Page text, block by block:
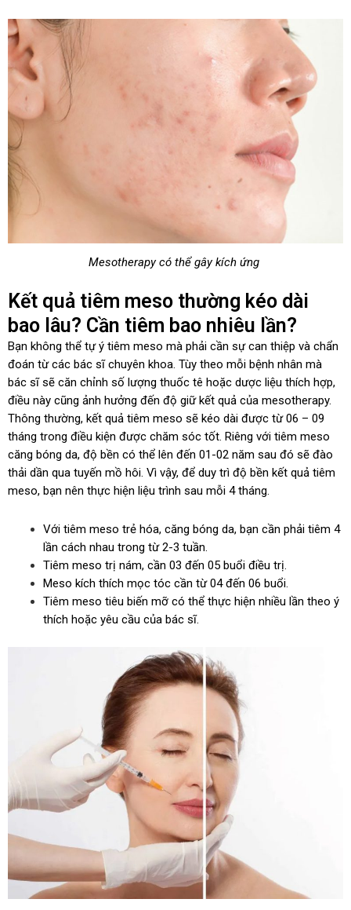
Mesotherapy có thể gây kích ứng
Kết quả tiêm meso thường kéo dài
bao lâu? Cần tiêm bao nhiêu lần?
Bạn không thể tự ý tiêm meso mà phải cần sự can thiệp và chẩn
đoán từ các bác sĩ chuyên khoa. Tùy theo mỗi bệnh nhân mà
bác sĩ sẽ căn chỉnh số lượng thuốc tê hoặc dược liệu thích hợp,
điều này cũng ảnh hưởng đến độ giữ kết quả của mesotherapy.
Thông thường, kết quả tiêm meso sẽ kéo dài được từ 06 – 09
tháng trong điều kiện được chăm sóc tốt. Riêng với tiêm meso
căng bóng da, độ bền có thể lên đến 01-02 năm sau đó sẽ đào
thải dần qua tuyến mồ hôi. Vì vậy, để duy trì độ bền kết quả tiêm
meso, bạn nên thực hiện liệu trình sau mỗi 4 tháng.
Với tiêm meso trẻ hóa, căng bóng da, bạn cần phải tiêm 4
lần cách nhau trong từ 2-3 tuần.
Tiêm meso trị nám, cần 03 đến 05 buổi điều trị.
Meso kích thích mọc tóc cần từ 04 đến 06 buổi.
Tiêm meso tiêu biến mỡ có thể thực hiện nhiều lần theo ý
thích hoặc yêu cầu của bác sĩ.